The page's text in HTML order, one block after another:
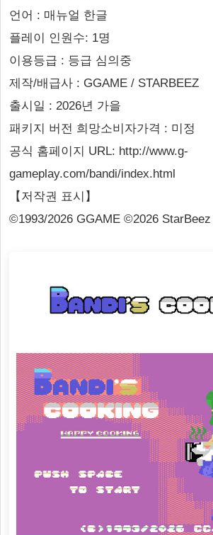
언어 : 매뉴얼 한글
플레이 인원수: 1명
이용등급 : 등급 심의중
제작/배급사 : GGAME / STARBEEZ
출시일 : 2026년 가을
패키지 버전 희망소비자가격 : 미정
공식 홈페이지 URL: http://www.g-
gameplay.com/bandi/index.html
【저작권 표시】
©1993/2026 GGAME ©2026 StarBeez